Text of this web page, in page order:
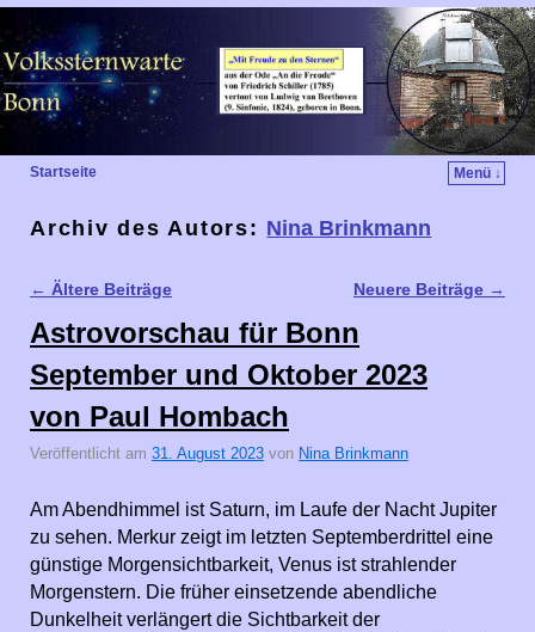
Startseite Menü ↓
Archiv des Autors: Nina Brinkmann
Artikelnavigation
← Ältere Beiträge Neuere Beiträge →
Astrovorschau für Bonn
September und Oktober 2023
von Paul Hombach
Veröffentlicht am 31. August 2023 von Nina Brinkmann
Am Abendhimmel ist Saturn, im Laufe der Nacht Jupiter
zu sehen. Merkur zeigt im letzten Septemberdrittel eine
günstige Morgensichtbarkeit, Venus ist strahlender
Morgenstern. Die früher einsetzende abendliche
Dunkelheit verlängert die Sichtbarkeit der